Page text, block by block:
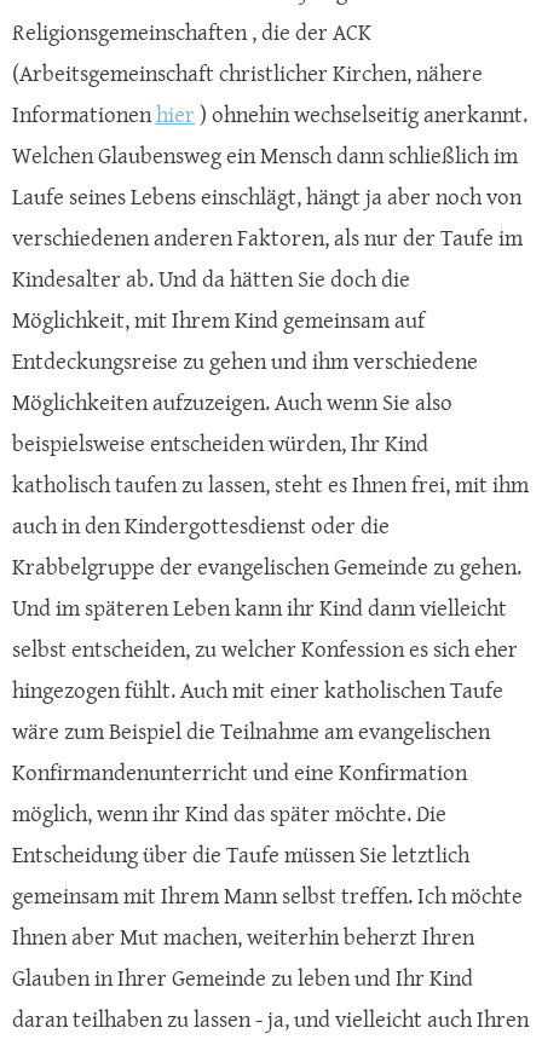
Religionsgemeinschaften , die der ACK
(Arbeitsgemeinschaft christlicher Kirchen, nähere
Informationenhier) ohnehin wechselseitig anerkannt.
Welchen Glaubensweg ein Mensch dann schließlich im
Laufe seines Lebens einschlägt, hängt ja aber noch von
verschiedenen anderen Faktoren, als nur der Taufe im
Kindesalter ab. Und da hätten Sie doch die
Möglichkeit, mit Ihrem Kind gemeinsam auf
Entdeckungsreise zu gehen und ihm verschiedene
Möglichkeiten aufzuzeigen. Auch wenn Sie also
beispielsweise entscheiden würden, Ihr Kind
katholisch taufen zu lassen, steht es Ihnen frei, mit ihm
auch in den Kindergottesdienst oder die
Krabbelgruppe der evangelischen Gemeinde zu gehen.
Und im späteren Leben kann ihr Kind dann vielleicht
selbst entscheiden, zu welcher Konfession es sich eher
hingezogen fühlt. Auch mit einer katholischen Taufe
wäre zum Beispiel die Teilnahme am evangelischen
Konfirmandenunterricht und eine Konfirmation
möglich, wenn ihr Kind das später möchte. Die
Entscheidung über die Taufe müssen Sie letztlich
gemeinsam mit Ihrem Mann selbst treffen. Ich möchte
Ihnen aber Mut machen, weiterhin beherzt Ihren
Glauben in Ihrer Gemeinde zu leben und Ihr Kind
daran teilhaben zu lassen - ja, und vielleicht auch Ihren